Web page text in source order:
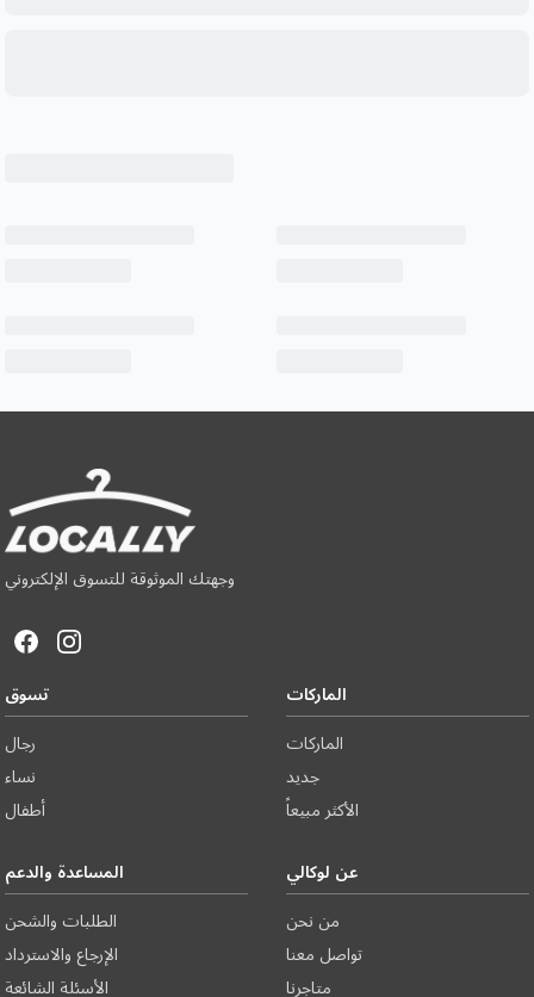
وجهتك الموثوقة للتسوق الإلكتروني
تسوق
رجال
نساء
أطفال
الماركات
الماركات
جديد
الأكثر مبيعاً
المساعدة والدعم
الطلبات والشحن
الإرجاع والاسترداد
الأسئلة الشائعة
عن لوكالي
من نحن
تواصل معنا
متاجرنا